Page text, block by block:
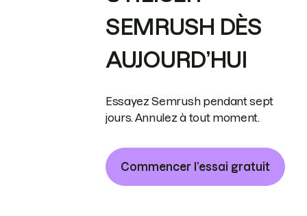
SEMRUSH DÈS
AUJOURD’HUI
Essayez Semrush pendant sept
jours. Annulez à tout moment.
Commencer l’essai gratuit